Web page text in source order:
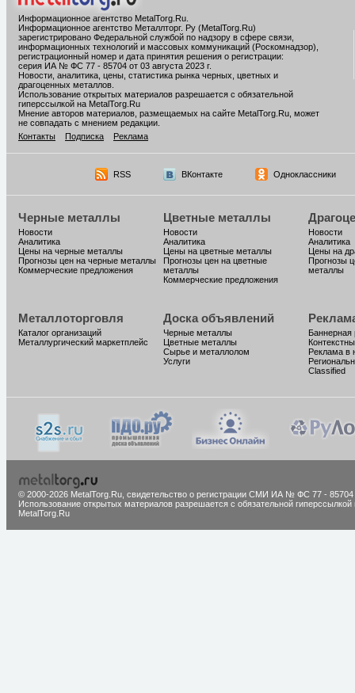
Информационное агентство MetalTorg.Ru
Информационное агентство Металлторг. Ру (MetalTorg.Ru)
зарегистрировано Федеральной службой по надзору в сфере связи,
информационных технологий и массовых коммуникаций (Роскомнадзор),
регистрационный номер и дата принятия решения о регистрации:
серия ИА № ФС 77 - 85704 от 03 августа 2023 г.
Новости, аналитика, цены, статистика рынка черных, цветных и
драгоценных металлов.
Использование открытых материалов разрешается с обязательной
гиперссылкой на MetalTorg.Ru
Мнение авторов материалов, размещаемых на сайте MetalTorg.Ru, может
не совпадать с мнением редакции.
Контакты
Подписка Реклама
RSS ВКонтакте Одноклассники
Черные металлы
Новости
Аналитика
Цены на черные металлы
Прогнозы цен на черные металлы
Коммерческие предложения
Цветные металлы
Новости
Аналитика
Цены на цветные металлы
Прогнозы цен на цветные
металлы
Коммерческие предложения
Новости
Аналитика
Цены на
Прогнозы
металлы
Металлоторговля
Каталог организаций
Металлургический маркетплейс
Доска объявлений
Черные металлы
Цветные металлы
Сырье и металлолом
Услуги
Баннерная
Реклама в
Classified
© 2000-2026 MetalTorg.Ru, cвидетельство о регистрации СМИ ИА № ФС 77 - 85704
Использование открытых материалов разрешается с обязательной гиперссылкой
MetalTorg.Ru